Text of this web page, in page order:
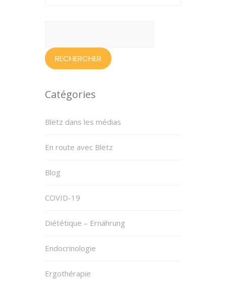
Catégories
Blëtz dans les médias
En route avec Blëtz
Blog
COVID-19
Diététique – Ernährung
Endocrinologie
Ergothérapie